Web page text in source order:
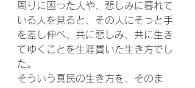
周りに困った人や、悲しみに暮れて
いる人を見ると、その人にそっと手
を差し伸べ、共に悲しみ、共に生き
てゆくことを生涯貫いた生き方でし
た。
そういう真民の生き方を、そのま